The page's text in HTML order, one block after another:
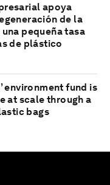
apoya
de la
pequeña tasa
de plástico
environment fund is
at scale through a
bags